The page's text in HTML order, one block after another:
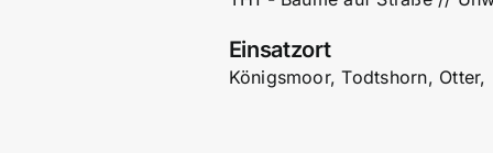
Einsatzort
Königsmoor, Todtshorn, Otter,